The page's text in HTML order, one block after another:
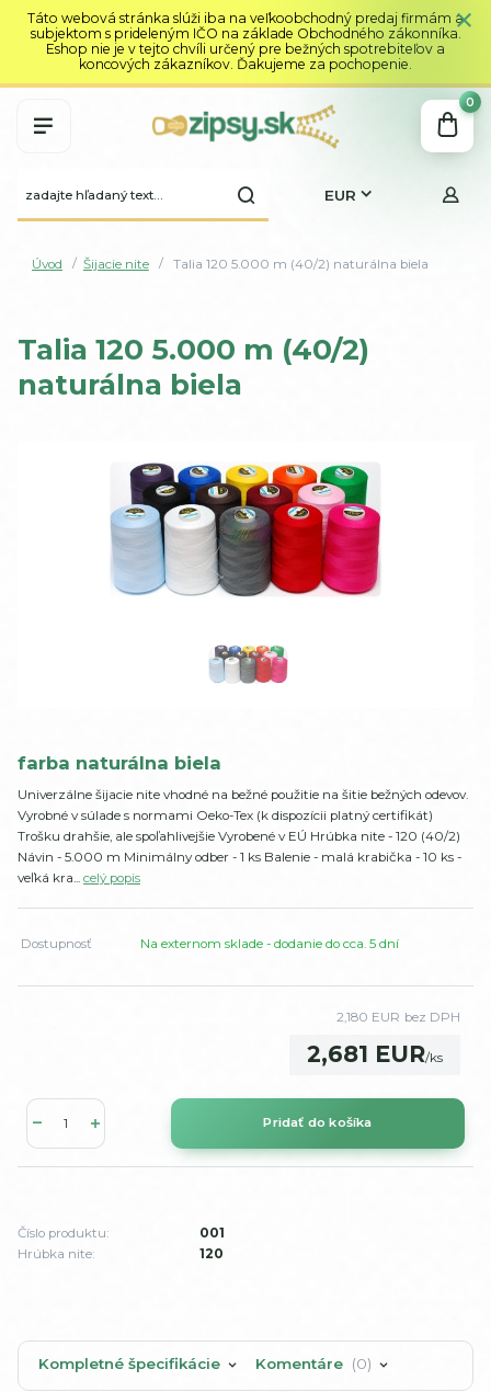
Táto webová stránka slúži iba na veľkoobchodný predaj firmám a
subjektom s prideleným IČO na základe Obchodného zákonníka.
Eshop nie je v tejto chvíli určený pre bežných spotrebiteľov a
koncových zákazníkov. Ďakujeme za pochopenie.
EUR
0
Úvod Šijacie nite Talia 120 5.000 m (40/2) naturálna biela
Talia 120 5.000 m (40/2)
naturálna biela
farba naturálna biela
Univerzálne šijacie nite vhodné na bežné použitie na šitie bežných odevov.
Vyrobné v súlade s normami Oeko-Tex (k dispozícii platný certifikát)
Trošku drahšie, ale spoľahlivejšie Vyrobené v EÚ Hrúbka nite - 120 (40/2)
Návin - 5.000 m Minimálny odber - 1 ks Balenie - malá krabička - 10 ks -
veľká kra... celý popis
Dostupnosť Na externom sklade - dodanie do cca. 5 dní
2,681 EUR/ks
2,180 EUR bez DPH
Pridať do košíka
Číslo produktu:
001
Hrúbka nite:
120
Kompletné špecifikácie Komentáre 0